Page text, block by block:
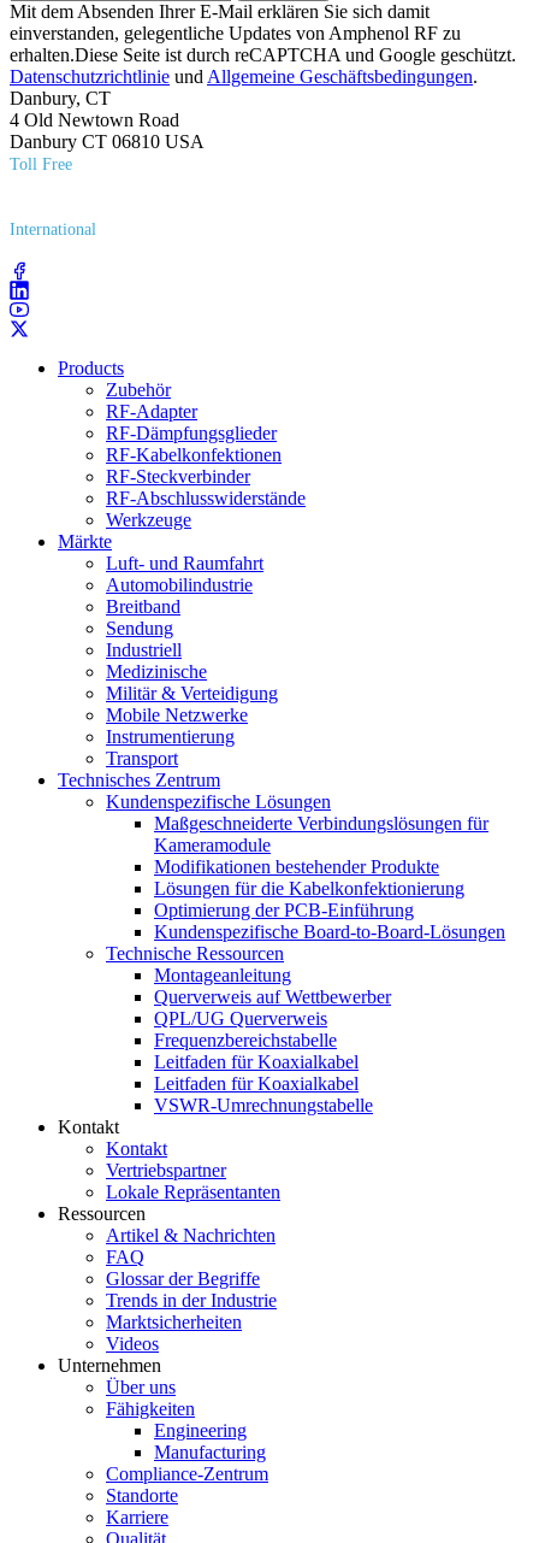
Mit dem Absenden Ihrer E-Mail erklären Sie sich damit
einverstanden, gelegentliche Updates von Amphenol RF zu
erhalten.Diese Seite ist durch reCAPTCHA und Google geschützt.
Datenschutzrichtlinie und Allgemeine Geschäftsbedingungen.
Danbury, CT
4 Old Newtown Road
Danbury CT 06810 USA
Toll Free
International
Products
Zubehör
RF-Adapter
RF-Dämpfungsglieder
RF-Kabelkonfektionen
RF-Steckverbinder
RF-Abschlusswiderstände
Werkzeuge
Märkte
Luft- und Raumfahrt
Automobilindustrie
Breitband
Sendung
Industriell
Medizinische
Militär & Verteidigung
Mobile Netzwerke
Instrumentierung
Transport
Technisches Zentrum
Kundenspezifische Lösungen
Maßgeschneiderte Verbindungslösungen für
Kameramodule
Modifikationen bestehender Produkte
Lösungen für die Kabelkonfektionierung
Optimierung der PCB-Einführung
Kundenspezifische Board-to-Board-Lösungen
Technische Ressourcen
Montageanleitung
Querverweis auf Wettbewerber
QPL/UG Querverweis
Frequenzbereichstabelle
Leitfaden für Koaxialkabel
Leitfaden für Koaxialkabel
VSWR-Umrechnungstabelle
Kontakt
Kontakt
Vertriebspartner
Lokale Repräsentanten
Ressourcen
Artikel & Nachrichten
FAQ
Glossar der Begriffe
Trends in der Industrie
Marktsicherheiten
Videos
Unternehmen
Über uns
Fähigkeiten
Engineering
Manufacturing
Compliance-Zentrum
Standorte
Karriere